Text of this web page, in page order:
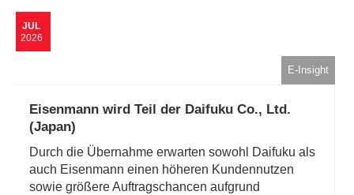
JUL
2026
E-Insight
Eisenmann wird Teil der Daifuku Co., Ltd.
(Japan)
Durch die Übernahme erwarten sowohl Daifuku als
auch Eisenmann einen höheren Kundennutzen
sowie größere Auftragschancen aufgrund